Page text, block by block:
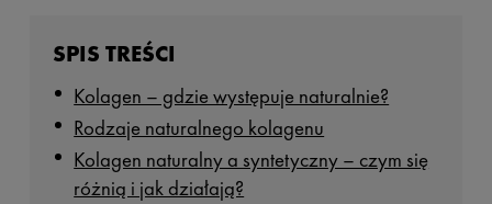
SPIS TREŚCI
Kolagen – gdzie występuje naturalnie?
Rodzaje naturalnego kolagenu
Kolagen naturalny a syntetyczny – czym się
różnią i jak działają?